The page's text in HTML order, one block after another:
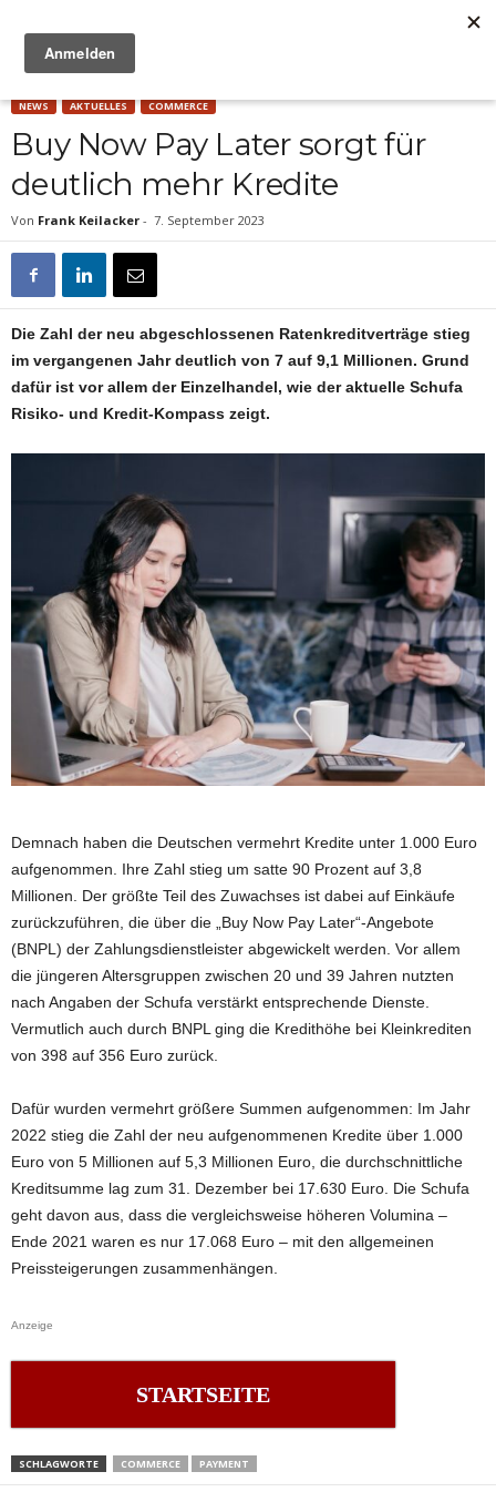
NEWS AKTUELLES COMMERCE
Buy Now Pay Later sorgt für
deutlich mehr Kredite
Von Frank Keilacker - 7. September 2023
Die Zahl der neu abgeschlossenen Ratenkreditverträge stieg
im vergangenen Jahr deutlich von 7 auf 9,1 Millionen. Grund
dafür ist vor allem der Einzelhandel, wie der aktuelle Schufa
Risiko- und Kredit-Kompass zeigt.
Demnach haben die Deutschen vermehrt Kredite unter 1.000 Euro
aufgenommen. Ihre Zahl stieg um satte 90 Prozent auf 3,8
Millionen. Der größte Teil des Zuwachses ist dabei auf Einkäufe
zurückzuführen, die über die „Buy Now Pay Later“-Angebote
(BNPL) der Zahlungsdienstleister abgewickelt werden. Vor allem
die jüngeren Altersgruppen zwischen 20 und 39 Jahren nutzten
nach Angaben der Schufa verstärkt entsprechende Dienste.
Vermutlich auch durch BNPL ging die Kredithöhe bei Kleinkrediten
von 398 auf 356 Euro zurück.
Dafür wurden vermehrt größere Summen aufgenommen: Im Jahr
2022 stieg die Zahl der neu aufgenommenen Kredite über 1.000
Euro von 5 Millionen auf 5,3 Millionen Euro, die durchschnittliche
Kreditsumme lag zum 31. Dezember bei 17.630 Euro. Die Schufa
geht davon aus, dass die vergleichsweise höheren Volumina –
Ende 2021 waren es nur 17.068 Euro – mit den allgemeinen
Preissteigerungen zusammenhängen.
Anzeige
STARTSEITE
SCHLAGWORTE COMMERCE PAYMENT